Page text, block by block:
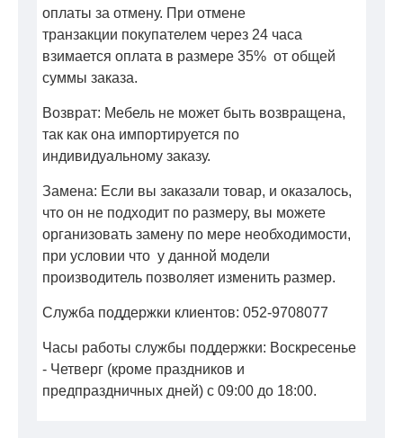
оплаты за отмену. При отмене
транзакции покупателем через 24 часа
взимается оплата в размере 35% от общей
суммы заказа.
Возврат: Мебель не может быть возвращена,
так как она импортируется по
индивидуальному заказу.
Замена: Если вы заказали товар, и оказалось,
что он не подходит по размеру, вы можете
организовать замену по мере необходимости,
при условии что у данной модели
производитель позволяет изменить размер.
Служба поддержки клиентов: 052-9708077
Часы работы службы поддержки: Воскресенье
- Четверг (кроме праздников и
предпраздничных дней) с 09:00 до 18:00.